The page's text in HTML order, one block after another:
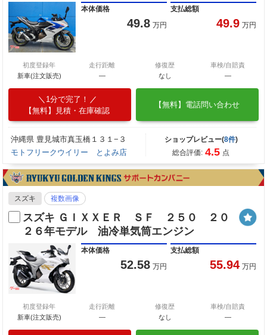
本体価格
49.8 万円
支払総額
49.9 万円
初度登録年
新車(注文販売)
走行距離
―
修復歴
なし
車検/自賠責
―
1分で完了！
【無料】見積・在庫確認
【無料】電話問い合わせ
沖縄県 豊見城市真玉橋１３１−３
モトフリークウイリー とよみ店
ショップレビュー(8件)
総合評価: 4.5 点
スズキ 複数画像
スズキ ＧＩＸＸＥＲ ＳＦ ２５０ ２０
２６年モデル 油冷単気筒エンジン
本体価格
52.58 万円
支払総額
55.94 万円
初度登録年
新車(注文販売)
走行距離
―
修復歴
なし
車検/自賠責
―